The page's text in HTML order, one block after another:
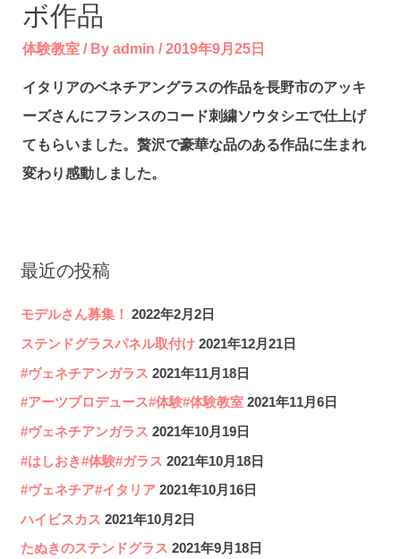
最近の投稿
モデルさん募集！ 2022年2月2日
ステンドグラスパネル取付け 2021年12月21日
#ヴェネチアンガラス 2021年11月18日
#アーツプロデュース#体験#体験教室 2021年11月6日
#ヴェネチアンガラス 2021年10月19日
#はしおき#体験#ガラス 2021年10月18日
#ヴェネチア#イタリア 2021年10月16日
ハイビスカス 2021年10月2日
たぬきのステンドグラス 2021年9月18日
テ
ル
ボ作品
体験教室/ By admin /2019年9月25日
イタリアのベネチアングラスの作品を長野市のアッキ
ーズさんにフランスのコード刺繍ソウタシエで仕上げ
てもらいました。贅沢で豪華な品のある作品に生まれ
変わり感動しました。